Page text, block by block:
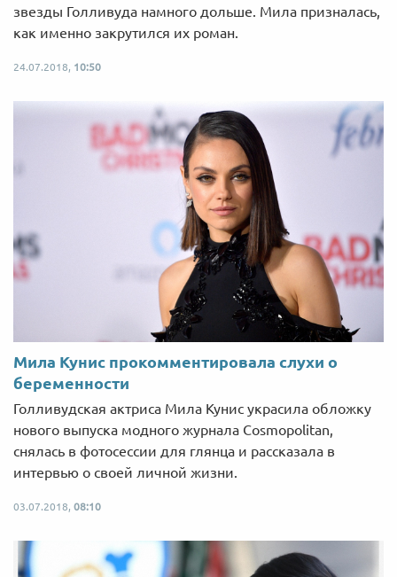
звезды Голливуда намного дольше. Мила призналась,
как именно закрутился их роман.
24.07.2018, 10:50
Мила Кунис прокомментировала слухи о
беременности
Голливудская актриса Мила Кунис украсила обложку
нового выпуска модного журнала Cosmopolitan,
снялась в фотосессии для глянца и рассказала в
интервью о своей личной жизни.
03.07.2018, 08:10